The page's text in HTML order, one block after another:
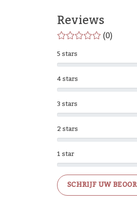
Reviews
(0)
1 star
2 stars
3 stars
4 stars
5 stars
SCHRIJF UW